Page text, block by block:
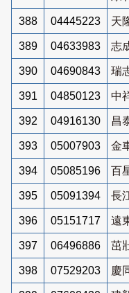
388 04445223 天
389 04633983 志
390 04690843 瑞
391 04850123 中
392 04916130 昌
393 05007903 金
394 05085196 百
395 05091394 長
396 05151717 遠
397 06496886 茁
398 07529203 慶